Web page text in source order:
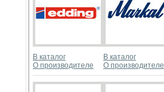
В каталог
О производителе
В каталог
О производителе